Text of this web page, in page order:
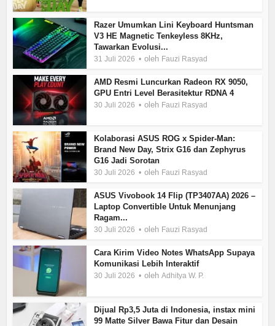
Razer Umumkan Lini Keyboard Huntsman
V3 HE Magnetic Tenkeyless 8KHz,
Tawarkan Evolusi...
31 Juli 2026 oleh Fauzi Rasyad
AMD Resmi Luncurkan Radeon RX 9050,
GPU Entri Level Berasitektur RDNA 4
30 Juli 2026 oleh Fauzi Rasyad
Kolaborasi ASUS ROG x Spider-Man:
Brand New Day, Strix G16 dan Zephyrus
G16 Jadi Sorotan
30 Juli 2026 oleh Fauzi Rasyad
ASUS Vivobook 14 Flip (TP3407AA) 2026 –
Laptop Convertible Untuk Menunjang
Ragam...
30 Juli 2026 oleh Fauzi Rasyad
Cara Kirim Video Notes WhatsApp Supaya
Komunikasi Lebih Interaktif
30 Juli 2026 olehAdhitya W. P.
Dijual Rp3,5 Juta di Indonesia, instax mini
99 Matte Silver Bawa Fitur dan Desain